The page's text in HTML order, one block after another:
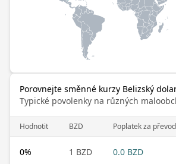
Porovnejte směnné kurzy Belizský
Typické povolenky na různých
Hodnotit BZD Poplatek za převod
0% 1 BZD 0.0 BZD